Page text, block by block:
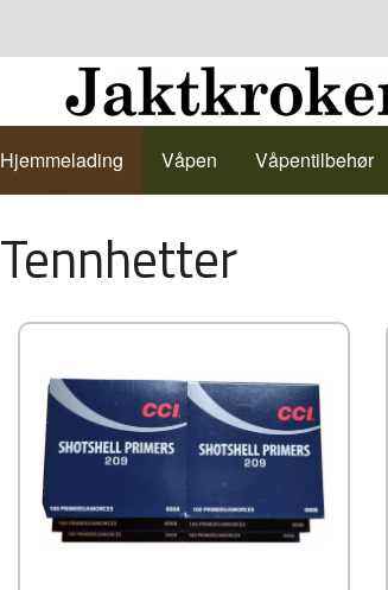
Hjemmelading Våpen Våpentilbehør
Tennhetter
Kjøp